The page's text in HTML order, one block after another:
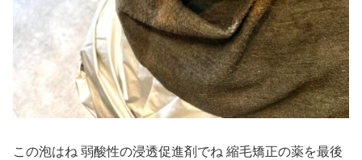
この泡はね 弱酸性の浸透促進剤でね 縮毛矯正の薬を最後